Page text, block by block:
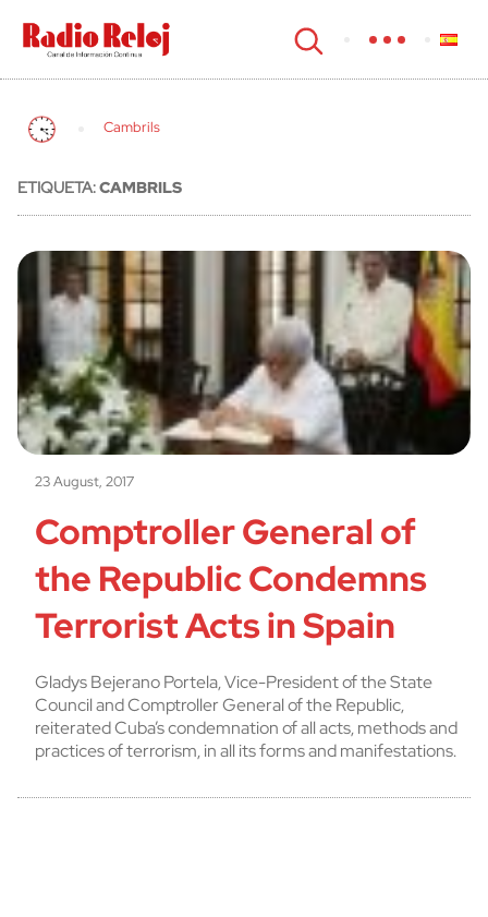
cerrar
Cambrils
ETIQUETA:CAMBRILS
23 August, 2017
Comptroller General of
the Republic Condemns
Terrorist Acts in Spain
Gladys Bejerano Portela, Vice-President of the State
Council and Comptroller General of the Republic,
reiterated Cuba’s condemnation of all acts, methods and
practices of terrorism, in all its forms and manifestations.